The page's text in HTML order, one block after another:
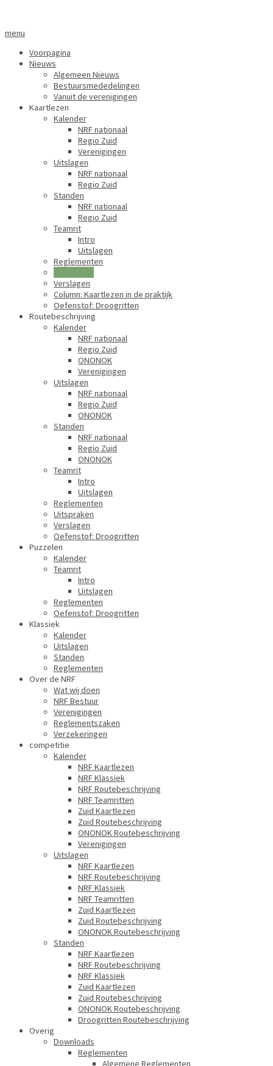
menu
Voorpagina
Nieuws
Algemeen Nieuws
Bestuursmededelingen
Vanuit de verenigingen
Kaartlezen
Kalender
NRF nationaal
Regio Zuid
Verenigingen
Uitslagen
NRF nationaal
Regio Zuid
Standen
NRF nationaal
Regio Zuid
Teamrit
Intro
Uitslagen
Reglementen
Verslagen
Column: Kaartlezen in de praktijk
Oefenstof: Droogritten
Routebeschrijving
Kalender
NRF nationaal
Regio Zuid
ONONOK
Verenigingen
Uitslagen
NRF nationaal
Regio Zuid
ONONOK
Standen
NRF nationaal
Regio Zuid
ONONOK
Teamrit
Intro
Uitslagen
Reglementen
Uitspraken
Verslagen
Oefenstof: Droogritten
Puzzelen
Kalender
Teamrit
Intro
Uitslagen
Reglementen
Oefenstof: Droogritten
Klassiek
Kalender
Uitslagen
Standen
Reglementen
Over de NRF
Wat wij doen
NRF Bestuur
Verenigingen
Reglementszaken
Verzekeringen
competitie
Kalender
NRF Kaartlezen
NRF Klassiek
NRF Routebeschrijving
NRF Teamritten
Zuid Kaartlezen
Zuid Routebeschrijving
ONONOK Routebeschrijving
Verenigingen
Uitslagen
NRF Kaartlezen
NRF Routebeschrijving
NRF Klassiek
NRF Teamritten
Zuid Kaartlezen
Zuid Routebeschrijving
ONONOK Routebeschrijving
Standen
NRF Kaartlezen
NRF Routebeschrijving
NRF Klassiek
Zuid Kaartlezen
Zuid Routebeschrijving
ONONOK Routebeschrijving
Droogritten Routebeschrijving
Overig
Downloads
Reglementen
Algemene Reglementen